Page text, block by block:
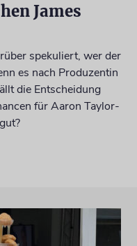
James
spekuliert, wer der
es nach Produzentin
die Entscheidung
für Aaron Taylor-